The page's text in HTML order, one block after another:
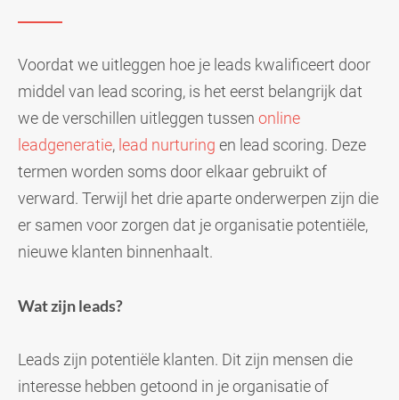
Voordat we uitleggen hoe je leads kwalificeert door
middel van lead scoring, is het eerst belangrijk dat
we de verschillen uitleggen tussen online
leadgeneratie, lead nurturing en lead scoring. Deze
termen worden soms door elkaar gebruikt of
verward. Terwijl het drie aparte onderwerpen zijn die
er samen voor zorgen dat je organisatie potentiële,
nieuwe klanten binnenhaalt.
Wat zijn leads?
Leads zijn potentiële klanten. Dit zijn mensen die
interesse hebben getoond in je organisatie of